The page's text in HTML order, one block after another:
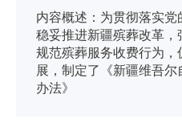
内容概述： 为贯彻落实党
稳妥推进新疆殡葬改革，
规范殡葬服务收费行为
展，制定了《新疆维吾
办法》